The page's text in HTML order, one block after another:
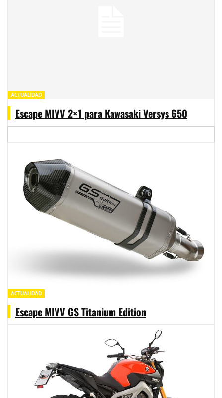
ACTUALIDAD
Escape MIVV 2×1 para Kawasaki Versys 650
ACTUALIDAD
Escape MIVV GS Titanium Edition